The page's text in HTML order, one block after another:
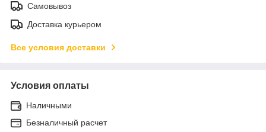
Самовывоз
Доставка курьером
Все условия доставки
Условия оплаты
Наличными
Безналичный расчет